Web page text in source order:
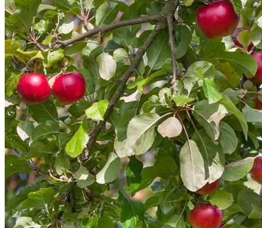
Home
Portfolio
Florales
Menschen
Stadt und Land
Weitere Fotoblogs
Über mich
Impressum
Datenschutz
Suche
TAG CLOUD
Blogparade Blumen Buchempfehlung design DIY
Farben Filter Fotoprojekt Frühling Getestet